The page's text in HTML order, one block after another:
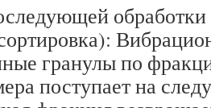
обработки
гранулы по
поступает на